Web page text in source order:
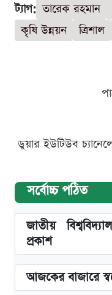
ট্যাগ: তারেক রহমান
কৃষি উন্নয়ন
ত্রিশাল
ডুয়ার ইউটিউব
সর্বোচ্চ পঠিত
জাতীয়
প্রকাশ
আজকের বাজারে